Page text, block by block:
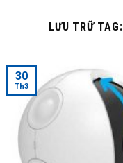
LƯU TRỮ TAG:
30
Th3